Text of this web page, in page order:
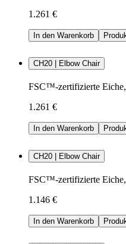
1.261 €
In den Warenkorb
CH20 | Elbow Chair
FSC™-zertifizierte
1.261 €
In den Warenkorb
CH20 | Elbow Chair
FSC™-zertifizierte
1.146 €
In den Warenkorb